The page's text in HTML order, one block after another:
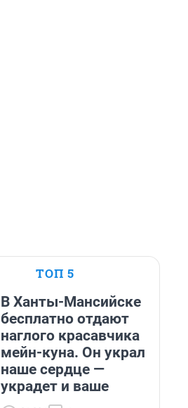
ТОП 5
В Ханты-Мансийске
бесплатно отдают
наглого красавчика
мейн-куна. Он украл
наше сердце —
украдет и ваше